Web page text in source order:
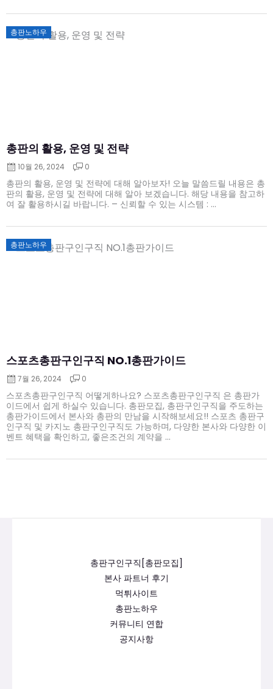
총판노하우
총판의 활용, 운영 및 전략
Posted
on
10월 26, 2024 0
총판의 활용, 운영 및 전략에 대해 알아보자! 오늘 말씀드릴 내용은 총
판의 활용, 운영 및 전략에 대해 알아 보겠습니다. 해당 내용을 참고하
여 잘 활용하시길 바랍니다. – 신뢰할 수 있는 시스템 : ...
총판노하우
스포츠총판구인구직 NO.1총판가이드
Posted
on
7월 26, 2024 0
스포츠총판구인구직 어떻게하나요? 스포츠총판구인구직 은 총판가
이드에서 쉽게 하실수 있습니다. 총판모집, 총판구인구직을 주도하는
총판가이드에서 본사와 총판의 만남을 시작해보세요!! 스포츠 총판구
인구직 및 카지노 총판구인구직도 가능하며, 다양한 본사와 다양한 이
벤트 혜택을 확인하고, 좋은조건의 계약을 ...
총판구인구직[총판모집]
본사 파트너 후기
먹튀사이트
총판노하우
커뮤니티 연합
공지사항